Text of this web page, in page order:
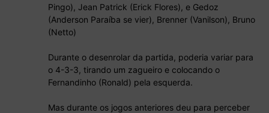
Pingo), Jean Patrick (Erick Flores), e Gedoz
(Anderson Paraíba se vier), Brenner (Vanilson), Bruno
(Netto)
Durante o desenrolar da partida, poderia variar para
o 4-3-3, tirando um zagueiro e colocando o
Fernandinho (Ronald) pela esquerda.
Mas durante os jogos anteriores deu para perceber